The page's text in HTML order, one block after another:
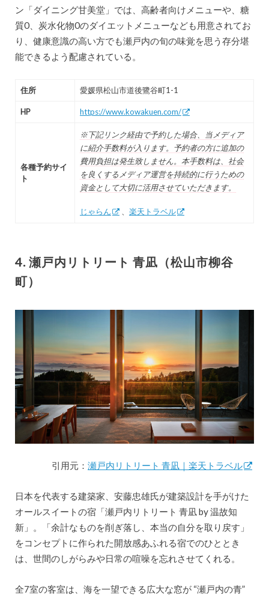
ン「ダイニング甘美堂」では、高齢者向けメニューや、糖
質0、炭水化物0のダイエットメニューなども用意されてお
り、健康意識の高い方でも瀬戸内の旬の味覚を思う存分堪
能できるよう配慮されている。
住所 愛媛県松山市道後鷺谷町1-1
HP https://www.kowakuen.com/
各種予約サイ
ト
※下記リンク経由で予約した場合、当メディア
に紹介手数料が入ります。予約者の方に追加の
費用負担は発生致しません。本手数料は、社会
を良くするメディア運営を持続的に行うための
資金として大切に活用させていただきます。
じゃらん 、 楽天トラベル
4. 瀬戸内リトリート 青凪（松山市柳谷
町）
引用元：瀬戸内リトリート 青凪｜楽天トラベル
日本を代表する建築家、安藤忠雄氏が建築設計を手がけた
オールスイートの宿「瀬戸内リトリート 青凪 by 温故知
新」。「余計なものを削ぎ落し、本当の自分を取り戻す」
をコンセプトに作られた開放感あふれる宿でのひととき
は、世間のしがらみや日常の喧噪を忘れさせてくれる。
全7室の客室は、海を一望できる広大な窓が “瀬戸内の青”